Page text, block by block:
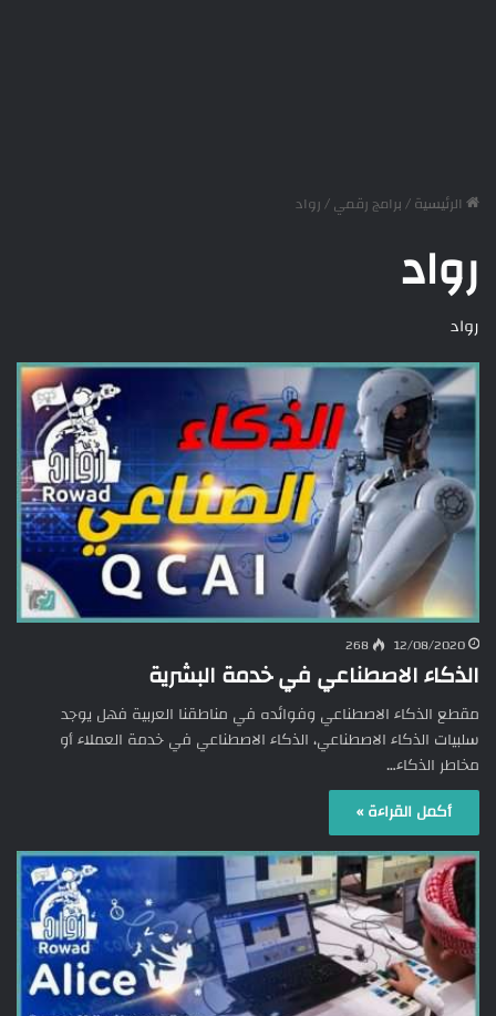
الرئيسية/برامج رقمي/رواد
رواد
رواد
12/08/2020
268
الذكاء الاصطناعي في خدمة البشرية
مقطع الذكاء الاصطناعي وفوائده في مناطقنا العربية فهل يوجد
سلبيات الذكاء الاصطناعي، الذكاء الاصطناعي في خدمة العملاء أو
مخاطر الذكاء…
أكمل القراءة »